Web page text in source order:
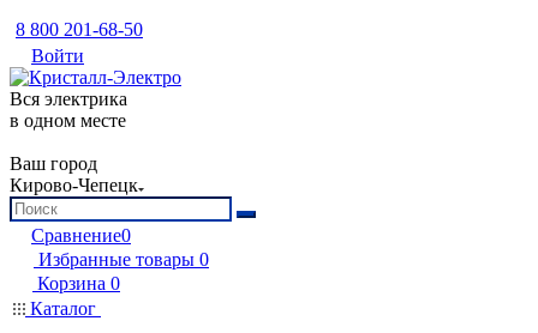
8 800 201-68-50
Войти
Вся электрика
в одном месте
Ваш город
Кирово-Чепецк
Сравнение0
Избранные товары 0
Корзина 0
Каталог